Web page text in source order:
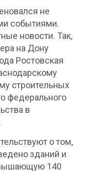
не
событиями.
новости. Так,
на Дону
Ростовская
строительных
федерального
в
о том,
зданий и
140